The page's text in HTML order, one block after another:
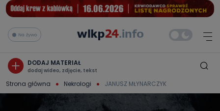
Na żywo
DODAJ MATERIAŁ
dodaj wideo, zdjęcie, tekst
Strona główna Nekrologi JANUSZ MŁYNARCZYK